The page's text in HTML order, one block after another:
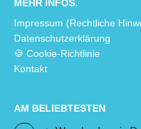
MEHR INFOS.
Impressum (Rechtliche
Datenschutzerklärung
🍪 Cookie-Richtlinie
Kontakt
AM BELIEBTESTEN